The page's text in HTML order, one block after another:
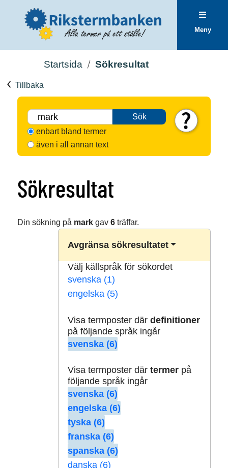
Meny
Startsida Sökresultat
Tillbaka
Sök
enbart bland termer
även i all annan text
Sökresultat
Din sökning på markgav 6träffar.
Avgränsa sökresultatet
Välj källspråk för sökordet
svenska (1)
engelska (5)
Visa termposter där definitioner
på följande språk ingår
svenska (6)
Visa termposter där termerpå
följande språk ingår
svenska (6)
engelska (6)
tyska (6)
franska (6)
spanska (6)
danska (6)